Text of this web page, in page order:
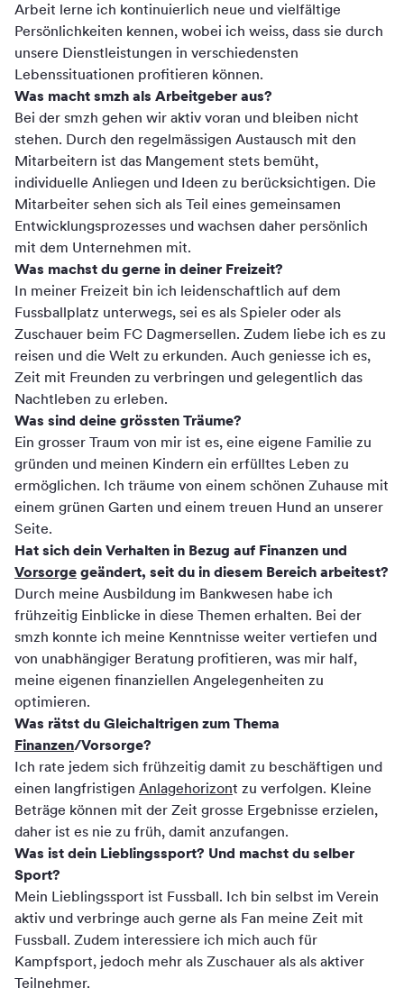
Arbeit lerne ich kontinuierlich neue und vielfältige
Persönlichkeiten kennen, wobei ich weiss, dass sie durch
unsere Dienstleistungen in verschiedensten
Lebenssituationen profitieren können.
Was macht smzh als Arbeitgeber aus?
Bei der smzh gehen wir aktiv voran und bleiben nicht
stehen. Durch den regelmässigen Austausch mit den
Mitarbeitern ist das Mangement stets bemüht,
individuelle Anliegen und Ideen zu berücksichtigen. Die
Mitarbeiter sehen sich als Teil eines gemeinsamen
Entwicklungsprozesses und wachsen daher persönlich
mit dem Unternehmen mit.
Was machst du gerne in deiner Freizeit?
In meiner Freizeit bin ich leidenschaftlich auf dem
Fussballplatz unterwegs, sei es als Spieler oder als
Zuschauer beim FC Dagmersellen. Zudem liebe ich es zu
reisen und die Welt zu erkunden. Auch geniesse ich es,
Zeit mit Freunden zu verbringen und gelegentlich das
Nachtleben zu erleben.
Was sind deine grössten Träume?
Ein grosser Traum von mir ist es, eine eigene Familie zu
gründen und meinen Kindern ein erfülltes Leben zu
ermöglichen. Ich träume von einem schönen Zuhause mit
einem grünen Garten und einem treuen Hund an unserer
Seite.
Hat sich dein Verhalten in Bezug auf Finanzen und
Vorsorge geändert, seit du in diesem Bereich arbeitest?
Durch meine Ausbildung im Bankwesen habe ich
frühzeitig Einblicke in diese Themen erhalten. Bei der
smzh konnte ich meine Kenntnisse weiter vertiefen und
von unabhängiger Beratung profitieren, was mir half,
meine eigenen finanziellen Angelegenheiten zu
optimieren.
Was rätst du Gleichaltrigen zum Thema
Finanzen/Vorsorge?
Ich rate jedem sich frühzeitig damit zu beschäftigen und
einen langfristigen Anlagehorizont zu verfolgen. Kleine
Beträge können mit der Zeit grosse Ergebnisse erzielen,
daher ist es nie zu früh, damit anzufangen.
Was ist dein Lieblingssport? Und machst du selber
Sport?
Mein Lieblingssport ist Fussball. Ich bin selbst im Verein
aktiv und verbringe auch gerne als Fan meine Zeit mit
Fussball. Zudem interessiere ich mich auch für
Kampfsport, jedoch mehr als Zuschauer als als aktiver
Teilnehmer.